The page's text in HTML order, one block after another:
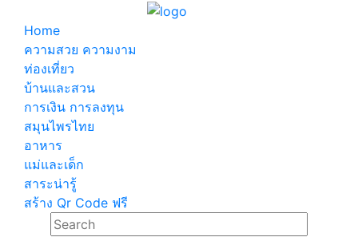
Home
ความสวย ความงาม
ท่องเที่ยว
บ้านและสวน
การเงิน การลงทุน
สมุนไพรไทย
อาหาร
แม่และเด็ก
สาระน่ารู้
สร้าง Qr Code ฟรี